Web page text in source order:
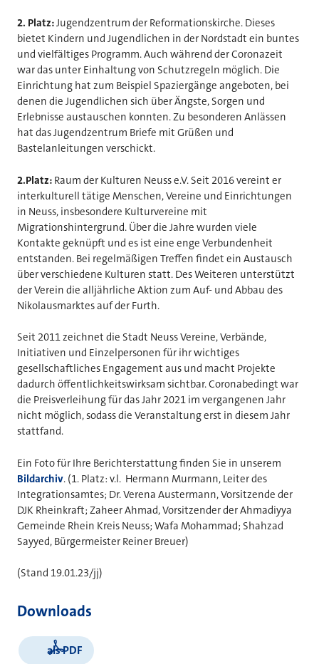
2. Platz:Jugendzentrum der Reformationskirche. Dieses
bietet Kindern und Jugendlichen in der Nordstadt ein buntes
und vielfältiges Programm. Auch während der Coronazeit
war das unter Einhaltung von Schutzregeln möglich. Die
Einrichtung hat zum Beispiel Spaziergänge angeboten, bei
denen die Jugendlichen sich über Ängste, Sorgen und
Erlebnisse austauschen konnten. Zu besonderen Anlässen
hat das Jugendzentrum Briefe mit Grüßen und
Bastelanleitungen verschickt.
2.Platz: Raum der Kulturen Neuss e.V. Seit 2016 vereint er
interkulturell tätige Menschen, Vereine und Einrichtungen
in Neuss, insbesondere Kulturvereine mit
Migrationshintergrund. Über die Jahre wurden viele
Kontakte geknüpft und es ist eine enge Verbundenheit
entstanden. Bei regelmäßigen Treffen findet ein Austausch
über verschiedene Kulturen statt. Des Weiteren unterstützt
der Verein die alljährliche Aktion zum Auf- und Abbau des
Nikolausmarktes auf der Furth.
Seit 2011 zeichnet die Stadt Neuss Vereine, Verbände,
Initiativen und Einzelpersonen für ihr wichtiges
gesellschaftliches Engagement aus und macht Projekte
dadurch öffentlichkeitswirksam sichtbar. Coronabedingt war
die Preisverleihung für das Jahr 2021 im vergangenen Jahr
nicht möglich, sodass die Veranstaltung erst in diesem Jahr
stattfand.
Ein Foto für Ihre Berichterstattung finden Sie in unserem
Bildarchiv. (1. Platz: v.l. Hermann Murmann, Leiter des
Integrationsamtes; Dr. Verena Austermann, Vorsitzende der
DJK Rheinkraft; Zaheer Ahmad, Vorsitzenderder Ahmadiyya
Gemeinde Rhein Kreis Neuss; Wafa Mohammad; Shahzad
Sayyed, Bürgermeister Reiner Breuer)
(Stand 19.01.23/jj)
Downloads
als PDF